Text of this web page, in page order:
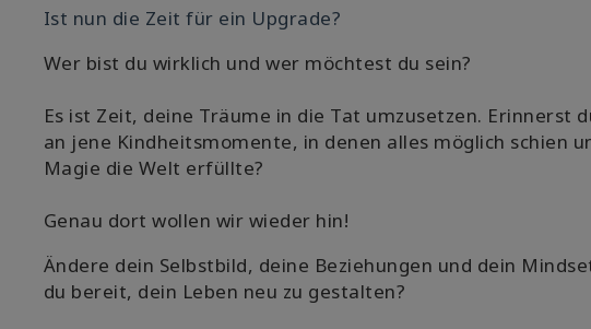
Ist nun die Zeit für ein Upgrade?
Wer bist du wirklich und wer möchtest du sein?
Es ist Zeit, deine Träume in die Tat umzusetzen. Erinnerst
an jene Kindheitsmomente, in denen alles möglich schien
Magie die Welt erfüllte?
Genau dort wollen wir wieder hin!
Ändere dein Selbstbild, deine Beziehungen und dein
du bereit, dein Leben neu zu gestalten?